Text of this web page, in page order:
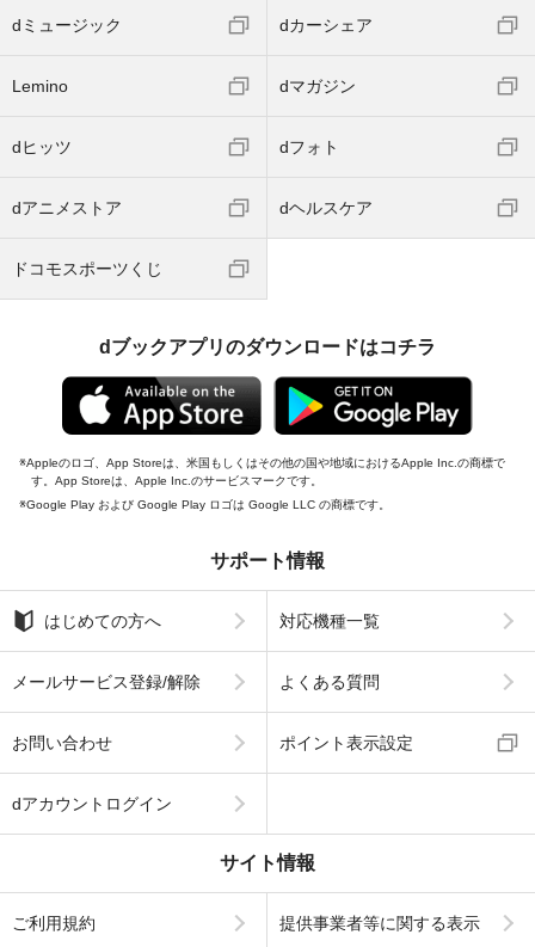
dミュージック dカーシェア
Lemino dマガジン
dヒッツ dフォト
dアニメストア dヘルスケア
ドコモスポーツくじ
dブックアプリのダウンロードはコチラ
Appleのロゴ、App Storeは、米国もしくはその他の国や地域におけるApple Inc.の商標で
す。App Storeは、Apple Inc.のサービスマークです。
Google Play および Google Play ロゴは Google LLC の商標です。
サポート情報
はじめての方へ 対応機種一覧
メールサービス登録/解除 よくある質問
お問い合わせ ポイント表示設定
dアカウントログイン
サイト情報
ご利用規約 提供事業者等に関する表示